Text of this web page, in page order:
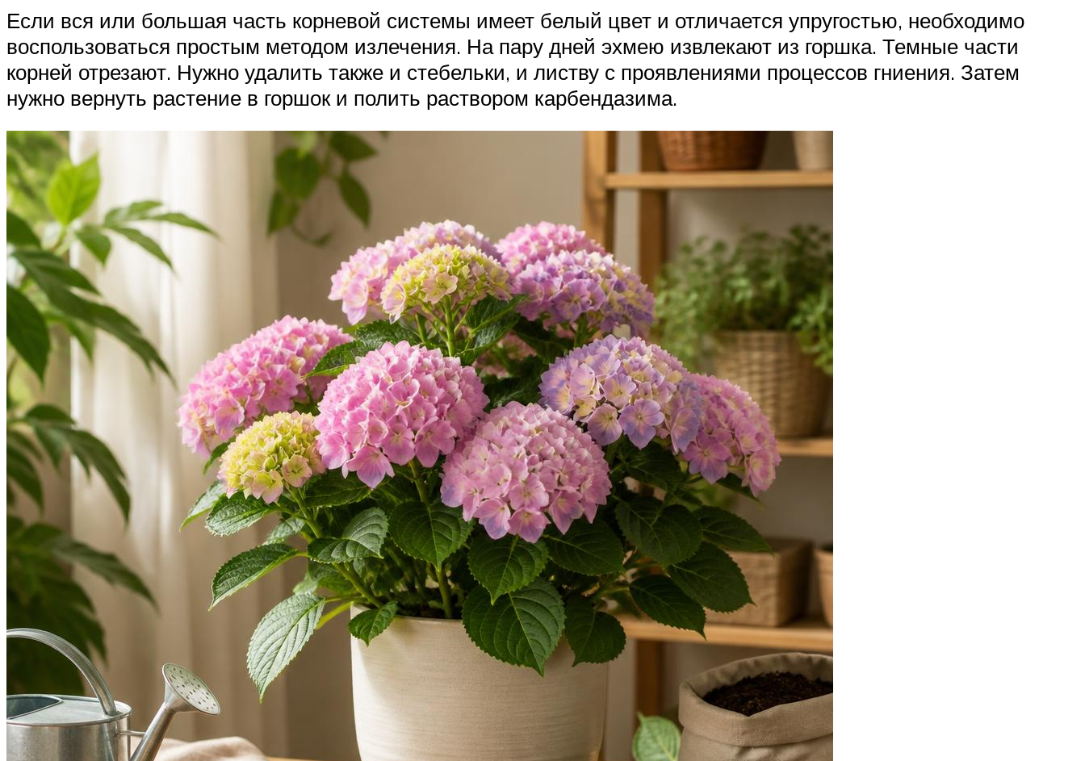
Если вся или большая часть корневой системы имеет белый цвет и отличается упругостью, необходимо
воспользоваться простым методом излечения. На пару дней эхмею извлекают из горшка. Темные части
корней отрезают. Нужно удалить также и стебельки, и листву с проявлениями процессов гниения. Затем
нужно вернуть растение в горшок и полить раствором карбендазима.